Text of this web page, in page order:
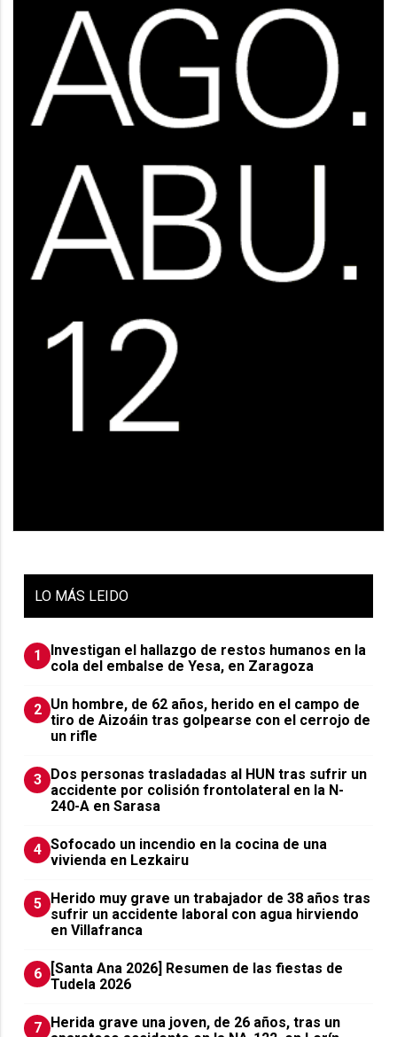
LO MÁS LEIDO
1
Investigan el hallazgo de restos humanos en la
cola del embalse de Yesa, en Zaragoza
2 Un hombre, de 62 años, herido en el campo de
tiro de Aizoáin tras golpearse con el cerrojo de
un rifle
3 ​Dos personas trasladadas al HUN tras sufrir un
accidente por colisión frontolateral en la N-
240-A en Sarasa
4 Sofocado un incendio en la cocina de una
vivienda en Lezkairu
5 Herido muy grave un trabajador de 38 años tras
sufrir un accidente laboral con agua hirviendo
en Villafranca
6
[Santa Ana 2026] Resumen de las fiestas de
Tudela 2026
7 Herida grave una joven, de 26 años, tras un